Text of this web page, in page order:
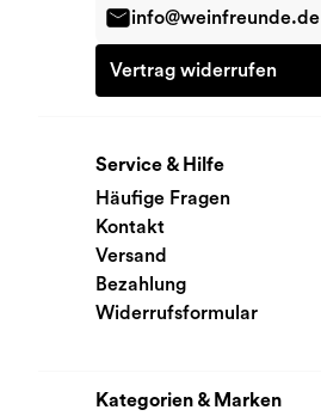
info@weinfreunde.de
Vertrag widerrufen
Service & Hilfe
Häufige Fragen
Kontakt
Versand
Bezahlung
Widerrufsformular
Kategorien & Marken